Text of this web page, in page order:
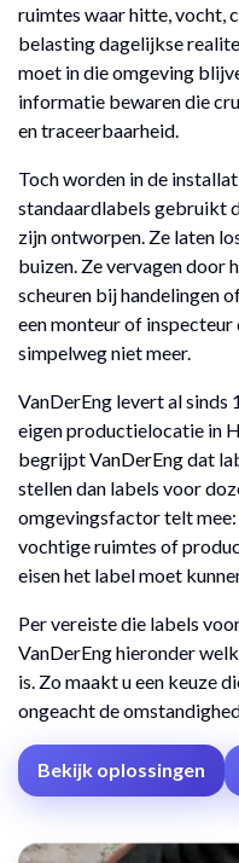
ruimtes waar hitte, vocht,
belasting dagelijkse
moet in die omgeving
informatie bewaren die
en traceerbaarheid.
Toch worden in de
standaardlabels gebruikt
zijn ontworpen. Ze laten
buizen. Ze vervagen door
scheuren bij handelingen
een monteur of
simpelweg niet meer.
VanDerEng levert al sinds
eigen productielocatie in
begrijpt VanDerEng dat
stellen dan labels voor
omgevingsfactor telt
vochtige ruimtes of
eisen het label moet
Per vereiste die labels
VanDerEng hieronder
is. Zo maakt u een keuze
ongeacht de
Bekijk oplossingen